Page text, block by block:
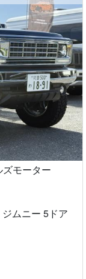
モーター
ムニー 5ドア